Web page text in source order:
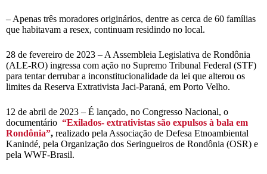
– Apenas três moradores originários, dentre as cerca de 60 famílias
que habitavam a resex, continuam residindo no local.
28 de fevereiro de 2023 – A Assembleia Legislativa de Rondônia
(ALE-RO) ingressa com ação no Supremo Tribunal Federal (STF)
para tentar derrubar a inconstitucionalidade da lei que alterou os
limites da Reserva Extrativista Jaci-Paraná, em Porto Velho.
12 de abril de 2023 – É lançado, no Congresso Nacional, o
documentário “Exilados- extrativistas são expulsos à bala em
Rondônia”, realizado pela Associação de Defesa Etnoambiental
Kanindé, pela Organização dos Seringueiros de Rondônia (OSR) e
pela WWF-Brasil.